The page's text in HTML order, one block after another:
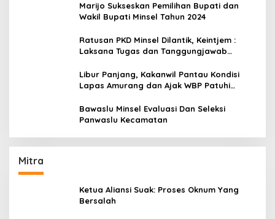
Marijo Sukseskan Pemilihan Bupati dan
Wakil Bupati Minsel Tahun 2024
Ratusan PKD Minsel Dilantik, Keintjem :
Laksana Tugas dan Tanggungjawab
Libur Panjang, Kakanwil Pantau Kondisi
Lapas Amurang dan Ajak WBP Patuhi
Bawaslu Minsel Evaluasi Dan Seleksi
Panwaslu Kecamatan
Mitra
Ketua Aliansi Suak: Proses Oknum Yang
Bersalah